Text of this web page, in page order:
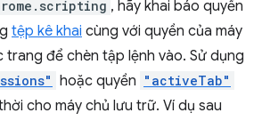
, hãy khai báo quyền
tệp kê khai cùng với quyền của máy
để chèn tập lệnh vào. Sử dụng
hoặc quyền "activeTab"
cho máy chủ lưu trữ. Ví dụ sau